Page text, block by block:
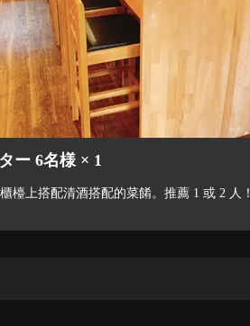
ー 6名様 × 1
檯上搭配清酒搭配的菜餚。推薦 1 或 2 人！